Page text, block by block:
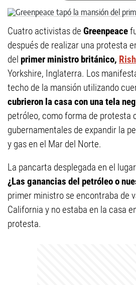
Cuatro activistas de Greenpeace
después de realizar una protesta
del primer ministro británico,
Yorkshire, Inglaterra. Los
techo de la mansión utilizando
cubrieron la casa con una tela
petróleo, como forma de protesta
gubernamentales de expandir la
y gas en el Mar del Norte.
La pancarta desplegada en el
¿Las ganancias del petróleo o
primer ministro se encontraba de
California y no estaba en la casa
protesta.